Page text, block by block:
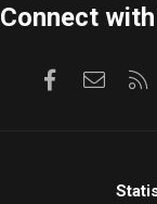
Connect
Facebook